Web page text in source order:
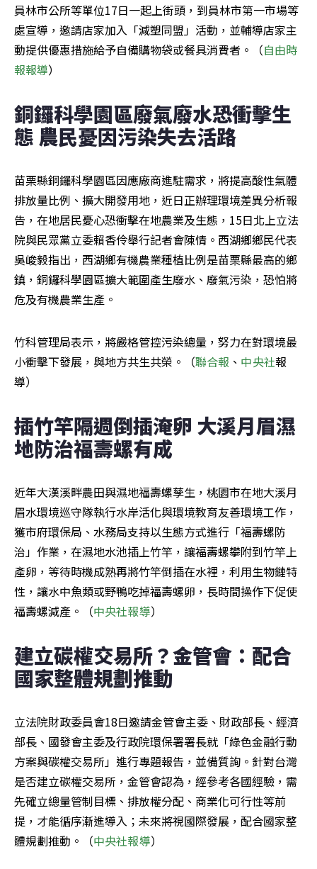
員林市公所等單位17日一起上街頭，到員林市第一市場等
處宣導，邀請店家加入「減塑同盟」活動，並輔導店家主
動提供優惠措施給予自備購物袋或餐具消費者。（自由時
報報導）
銅鑼科學園區廢氣廢水恐衝擊生
態 農民憂因污染失去活路
苗栗縣銅鑼科學園區因應廠商進駐需求，將提高酸性氣體
排放量比例、擴大開發用地，近日正辦理環境差異分析報
告，在地居民憂心恐衝擊在地農業及生態，15日北上立法
院與民眾黨立委賴香伶舉行記者會陳情。西湖鄉鄉民代表
吳峻毅指出，西湖鄉有機農業種植比例是苗栗縣最高的鄉
鎮，銅鑼科學園區擴大範圍產生廢水、廢氣污染，恐怕將
危及有機農業生產。
竹科管理局表示，將嚴格管控污染總量，努力在對環境最
小衝擊下發展，與地方共生共榮。（聯合報 、 中央社報
導）
插竹竿隔週倒插淹卵 大溪月眉濕
地防治福壽螺有成
近年大漢溪畔農田與濕地福壽螺孳生，桃園市在地大溪月
眉水環境巡守隊執行水岸活化與環境教育友善環境工作，
獲市府環保局、水務局支持以生態方式進行「福壽螺防
治」作業，在濕地水池插上竹竿，讓福壽螺攀附到竹竿上
產卵，等待時機成熟再將竹竿倒插在水裡，利用生物鏈特
性，讓水中魚類或野鴨吃掉福壽螺卵，長時間操作下促使
福壽螺減產。（中央社報導）
建立碳權交易所？金管會：配合
國家整體規劃推動
立法院財政委員會18日邀請金管會主委、財政部長、經濟
部長、國發會主委及行政院環保署署長就「綠色金融行動
方案與碳權交易所」進行專題報告，並備質詢。針對台灣
是否建立碳權交易所，金管會認為，經參考各國經驗，需
先確立總量管制目標、排放權分配、商業化可行性等前
提，才能循序漸進導入；未來將視國際發展，配合國家整
體規劃推動。（中央社報導）